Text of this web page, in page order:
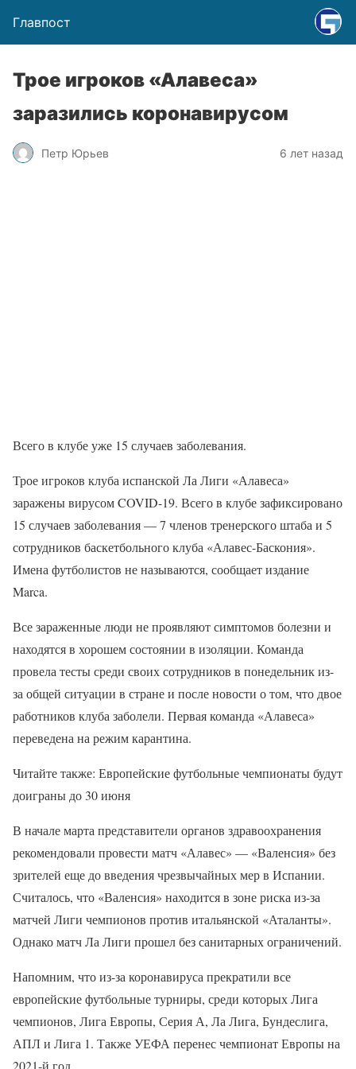
Главпост
Трое игроков «Алавеса»
заразились коронавирусом
Петр Юрьев 6 лет назад
Всего в клубе уже 15 случаев заболевания.
Трое игроков клуба испанской Ла Лиги «Алавеса»
заражены вирусом COVID-19. Всего в клубе зафиксировано
15 случаев заболевания — 7 членов тренерского штаба и 5
сотрудников баскетбольного клуба «Алавес-Баскония».
Имена футболистов не называются, сообщает издание
Marca.
Все зараженные люди не проявляют симптомов болезни и
находятся в хорошем состоянии в изоляции. Команда
провела тесты среди своих сотрудников в понедельник из-
за общей ситуации в стране и после новости о том, что двое
работников клуба заболели. Первая команда «Алавеса»
переведена на режим карантина.
Читайте также: Европейские футбольные чемпионаты будут
доиграны до 30 июня
В начале марта представители органов здравоохранения
рекомендовали провести матч «Алавес» — «Валенсия» без
зрителей еще до введения чрезвычайных мер в Испании.
Считалось, что «Валенсия» находится в зоне риска из-за
матчей Лиги чемпионов против итальянской «Аталанты».
Однако матч Ла Лиги прошел без санитарных ограничений.
Напомним, что из-за коронавируса прекратили все
европейские футбольные турниры, среди которых Лига
чемпионов, Лига Европы, Серия А, Ла Лига, Бундеслига,
АПЛ и Лига 1. Также УЕФА перенес чемпионат Европы на
2021-й год.